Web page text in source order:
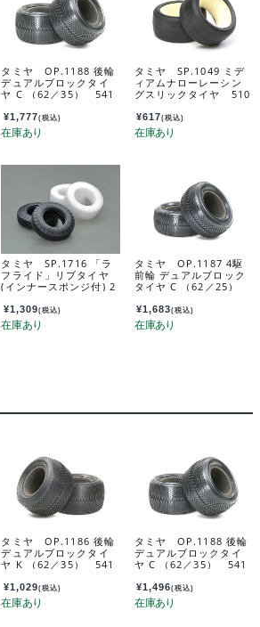
タミヤ OP.1188 後輪
デュアルブロックタイ
ヤ C （62／35） 541
¥1,777(税込)
タミヤ SP.1049 ミデ
ィアムナローレーシン
グスリックタイヤ 510
¥617(税込)
タミヤ SP.1716 「ラ
フライド」リブタイヤ
(インナースポンジ付) 2
¥1,309(税込)
タミヤ OP.1187 4駆
前輪 デュアルブロック
タイヤ C （62／25）
¥1,683(税込)
タミヤ OP.1186 後輪
デュアルブロックタイ
ヤ K （62／35） 541
¥1,029(税込)
タミヤ OP.1188 後輪
デュアルブロックタイ
ヤ C （62／35） 541
¥1,496(税込)